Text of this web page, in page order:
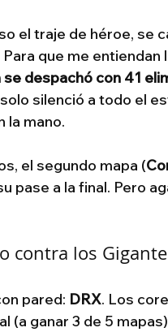
el traje de héroe, se
que me entiendan
se despachó con 41
silenció a todo el
la mano.
el segundo mapa (
pase a la final. Pero
contra los
pared: DRX. Los
(a ganar 3 de 5